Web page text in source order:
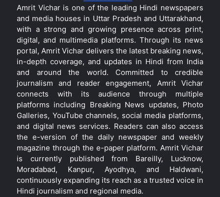
Amrit Vichar is one of the leading Hindi newspapers
and media houses in Uttar Pradesh and Uttarakhand,
with a strong and growing presence across print,
digital, and multimedia platforms. Through its news
portal, Amrit Vichar delivers the latest breaking news,
in-depth coverage, and updates in Hindi from India
and around the world. Committed to credible
journalism and reader engagement, Amrit Vichar
connects with its audience through multiple
platforms including Breaking News updates, Photo
Galleries, YouTube channels, social media platforms,
and digital news services. Readers can also access
the e-version of the daily newspaper and weekly
magazine through the e-paper platform. Amrit Vichar
is currently published from Bareilly, Lucknow,
Moradabad, Kanpur, Ayodhya, and Haldwani,
continuously expanding its reach as a trusted voice in
Hindi journalism and regional media.